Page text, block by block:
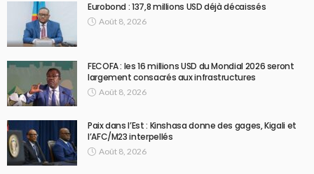
Eurobond : 137,8 millions USD déjà décaissés
Août 8, 2026
FECOFA : les 16 millions USD du Mondial 2026 seront
largement consacrés aux infrastructures
Août 8, 2026
Paix dans l’Est : Kinshasa donne des gages, Kigali et
l’AFC/M23 interpellés
Août 8, 2026